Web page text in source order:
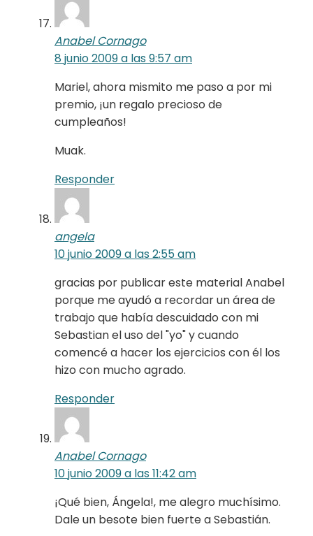
Anabel Cornago
8 junio 2009 a las 9:57 am
Mariel, ahora mismito me paso a por mi
premio, ¡un regalo precioso de
cumpleaños!
Muak.
Responder
angela
10 junio 2009 a las 2:55 am
gracias por publicar este material Anabel
porque me ayudó a recordar un área de
trabajo que había descuidado con mi
Sebastian el uso del "yo" y cuando
comencé a hacer los ejercicios con él los
hizo con mucho agrado.
Responder
Anabel Cornago
10 junio 2009 a las 11:42 am
¡Qué bien, Ángela!, me alegro muchísimo.
Dale un besote bien fuerte a Sebastián.